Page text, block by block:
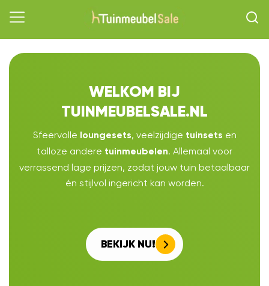
WELKOM BIJ
TUINMEUBELSALE.NL
Sfeervolle loungesets, veelzijdige tuinsets en
talloze andere tuinmeubelen. Allemaal voor
verrassend lage prijzen, zodat jouw tuin betaalbaar
én stijlvol ingericht kan worden.
BEKIJK NU!